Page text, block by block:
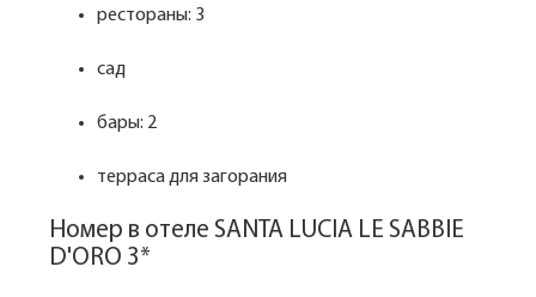
рестораны: 3
сад
бары: 2
терраса для загорания
Номер в отеле SANTA LUCIA LE SABBIE
D'ORO 3*